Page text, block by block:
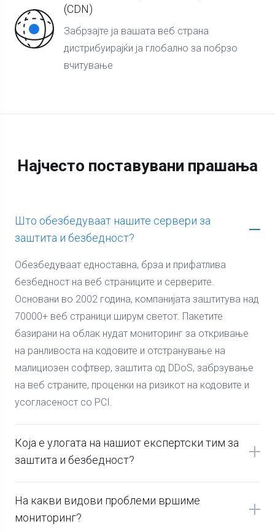
(CDN)
Забрзајте ја вашата веб страна
дистрибуирајќи ја глобално за побрзо
вчитување
Најчесто поставувани прашања
Што обезбедуваат нашите сервери за
заштита и безбедност?
Обезбедуваат едноставна, брза и прифатлива
безбедност на веб страниците и серверите.
Основани во 2002 година, компанијата заштитува над
70000+ веб страници ширум светот. Пакетите
базирани на облак нудат мониторинг за откривање
на ранливоста на кодовите и отстранување на
малициозен софтвер, заштита од DDoS, забрзување
на веб страните, проценки на ризикот на кодовите и
усогласеност со PCI.
Која е улогата на нашиот експертски тим за
заштита и безбедност?
На какви видови проблеми вршиме
мониторинг?